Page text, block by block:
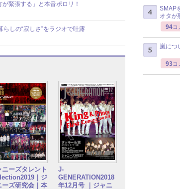
緊張する」と本音ポロリ！
しの“寂しさ”をラジオで吐露
ニーズタレント
｜ジ
ーズ研究会｜本
J-
GENERATION2018
年12月号 ｜ジャニ
SMAP
オタが
94コ
嵐につ
93コ